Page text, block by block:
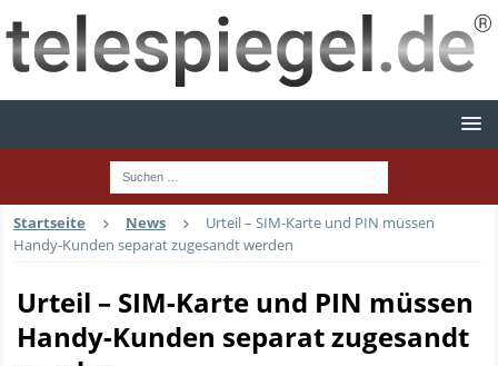
Startseite News
Urteil – SIM-Karte und PIN müssen
Handy-Kunden separat zugesandt werden
Urteil – SIM-Karte und PIN müssen
Handy-Kunden separat zugesandt